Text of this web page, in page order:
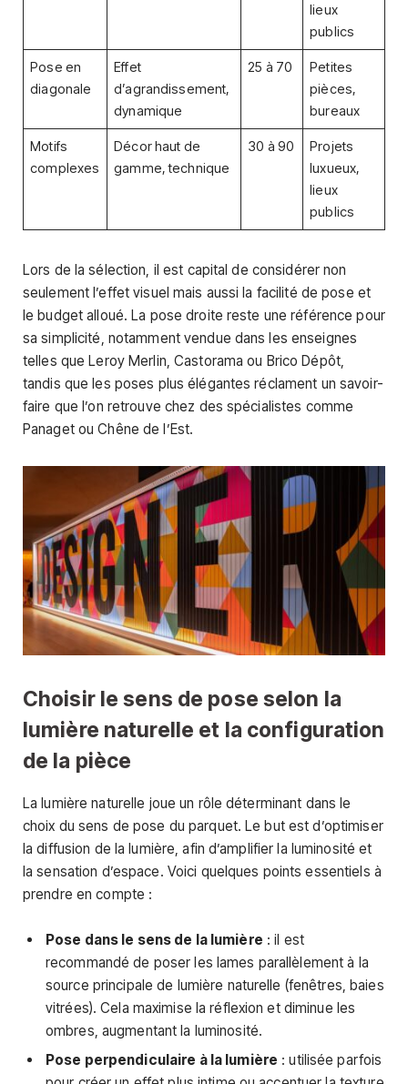
lieux
publics
Pose en
diagonale
Effet
d’agrandissement,
dynamique
25 à 70
Petites
pièces,
bureaux
Motifs
complexes
Décor haut de
gamme, technique
30 à 90
Projets
luxueux,
lieux
publics
Lors de la sélection, il est capital de considérer non
seulement l’effet visuel mais aussi la facilité de pose et
le budget alloué. La pose droite reste une référence pour
sa simplicité, notamment vendue dans les enseignes
telles que Leroy Merlin, Castorama ou Brico Dépôt,
tandis que les poses plus élégantes réclament un savoir-
faire que l’on retrouve chez des spécialistes comme
Panaget ou Chêne de l’Est.
Choisir le sens de pose selon la
lumière naturelle et la configuration
de la pièce
La lumière naturelle joue un rôle déterminant dans le
choix du sens de pose du parquet. Le but est d’optimiser
la diffusion de la lumière, afin d’amplifier la luminosité et
la sensation d’espace. Voici quelques points essentiels à
prendre en compte :
Pose dans le sens de la lumière : il est
recommandé de poser les lames parallèlement à la
source principale de lumière naturelle (fenêtres, baies
vitrées). Cela maximise la réflexion et diminue les
ombres, augmentant la luminosité.
Pose perpendiculaire à la lumière : utilisée parfois